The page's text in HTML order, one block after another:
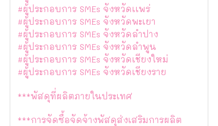
#ผู้ประกอบการ SMEs จังหวัดเเพร่
#ผู้ประกอบการ SMEs จังหวัดพะเยา
#ผู้ประกอบการ SMEs จังหวัดลำปาง
#ผู้ประกอบการ SMEs จังหวัดลำพูน
#ผู้ประกอบการ SMEs จังหวัดเชียงใหม่
#ผู้ประกอบการ SMEs จังหวัดเชียงราย
***พัสดุที่ผลิตภายในประเทศ
***การจัดซื้อจัดจ้างพัสดุส่งเสริมการผลิต